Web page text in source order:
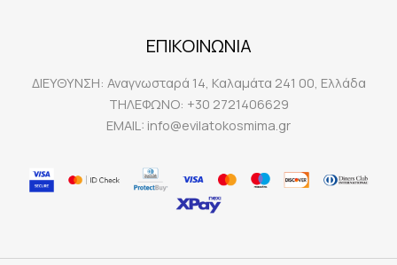
ΕΠΙΚΟΙΝΩΝΙΑ
ΔΙΕΥΘΥΝΣΗ: Αναγνωσταρά 14, Καλαμάτα 241 00, Ελλάδα
ΤΗΛΕΦΩΝΟ: +30 2721406629
EMAIL: info@evilatokosmima.gr